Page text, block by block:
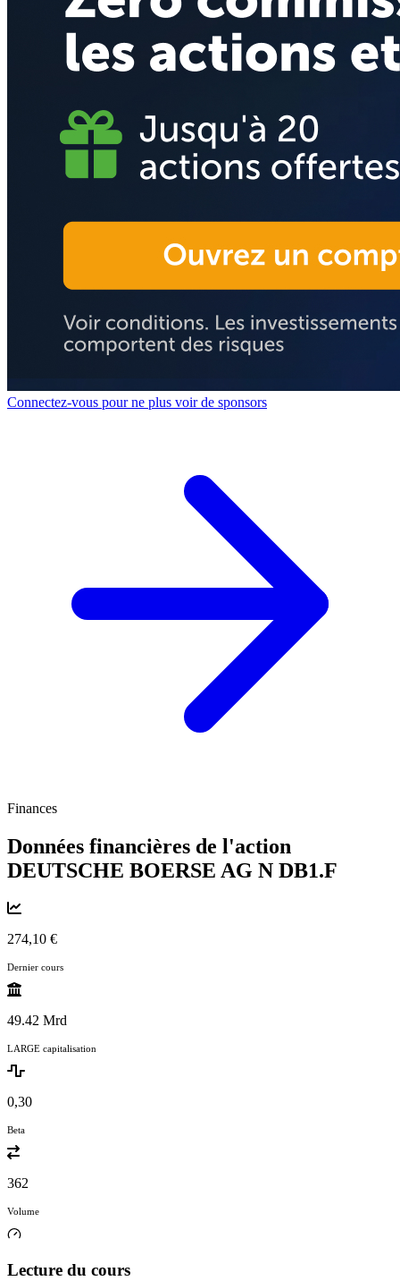
Connectez-vous pour ne plus voir de sponsors
Finances
Données financières de l'action
DEUTSCHE BOERSE AG N DB1.F
274,10 €
Dernier cours
49.42 Mrd
LARGE capitalisation
0,30
Beta
362
Volume
Lecture du cours